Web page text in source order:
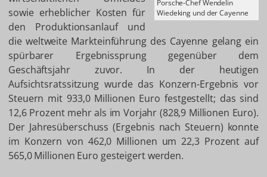
Porsche-Chef Wendelin
Wiedeking und der Cayenne
sowie erheblicher Kosten für
den Produktionsanlauf und
die weltweite Markteinführung des Cayenne gelang ein
spürbarer Ergebnissprung gegenüber dem
Geschäftsjahr zuvor. In der heutigen
Aufsichtsratssitzung wurde das Konzern-Ergebnis vor
Steuern mit 933,0 Millionen Euro festgestellt; das sind
12,6 Prozent mehr als im Vorjahr (828,9 Millionen Euro).
Der Jahresüberschuss (Ergebnis nach Steuern) konnte
im Konzern von 462,0 Millionen um 22,3 Prozent auf
565,0 Millionen Euro gesteigert werden.